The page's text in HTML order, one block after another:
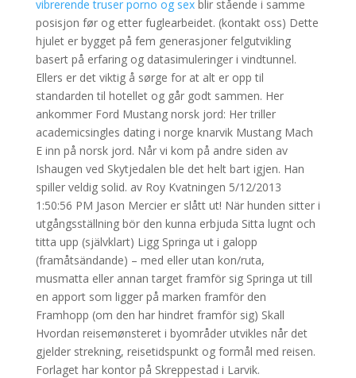
vibrerende truser porno og sexblir stående i samme
posisjon før og etter fuglearbeidet. (kontakt oss) Dette
hjulet er bygget på fem generasjoner felgutvikling
basert på erfaring og datasimuleringer i vindtunnel.
Ellers er det viktig å sørge for at alt er opp til
standarden til hotellet og går godt sammen. Her
ankommer Ford Mustang norsk jord: Her triller
academicsingles dating i norge knarvik Mustang Mach
E inn på norsk jord. Når vi kom på andre siden av
Ishaugen ved Skytjedalen ble det helt bart igjen. Han
spiller veldig solid. av Roy Kvatningen 5/12/2013
1:50:56 PM Jason Mercier er slått ut! När hunden sitter i
utgångsställning bör den kunna erbjuda Sitta lugnt och
titta upp (självklart) Ligg Springa ut i galopp
(framåtsändande) – med eller utan kon/ruta,
musmatta eller annan target framför sig Springa ut till
en apport som ligger på marken framför den
Framhopp (om den har hindret framför sig) Skall
Hvordan reisemønsteret i byområder utvikles når det
gjelder strekning, reisetidspunkt og formål med reisen.
Forlaget har kontor på Skreppestad i Larvik.